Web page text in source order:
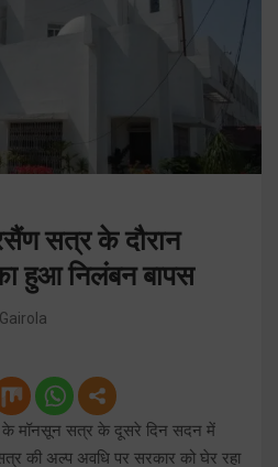
सत्र के दौरान
हुआ निलंबन बापस
के मॉनसून सत्र के दूसरे दिन सदन में
सत्र की अल्प अवधि पर सरकार को घेर रहा